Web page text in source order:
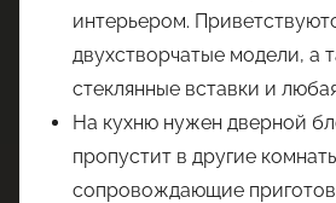
интерьером.
двухстворчатые модели, а
стеклянные вставки и
На кухню нужен дверной
пропустит в другие
сопровождающие